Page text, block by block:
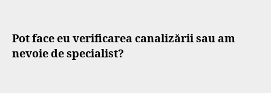
Pot face eu verificarea canalizării sau am
nevoie de specialist?